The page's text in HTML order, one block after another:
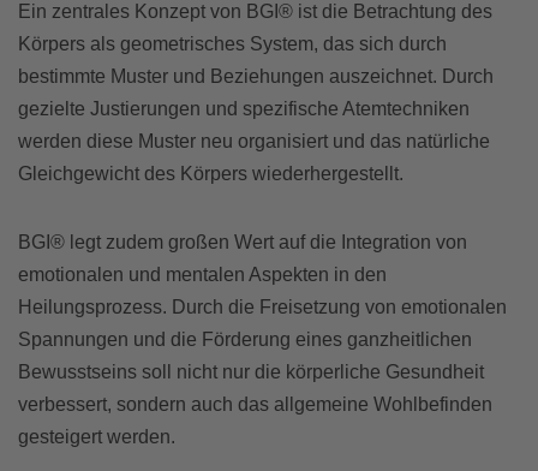
Ein zentrales Konzept von BGI® ist die Betrachtung des
Körpers als geometrisches System, das sich durch
bestimmte Muster und Beziehungen auszeichnet. Durch
gezielte Justierungen und spezifische Atemtechniken
werden diese Muster neu organisiert und das natürliche
Gleichgewicht des Körpers wiederhergestellt.
BGI® legt zudem großen Wert auf die Integration von
emotionalen und mentalen Aspekten in den
Heilungsprozess. Durch die Freisetzung von emotionalen
Spannungen und die Förderung eines ganzheitlichen
Bewusstseins soll nicht nur die körperliche Gesundheit
verbessert, sondern auch das allgemeine Wohlbefinden
gesteigert werden.